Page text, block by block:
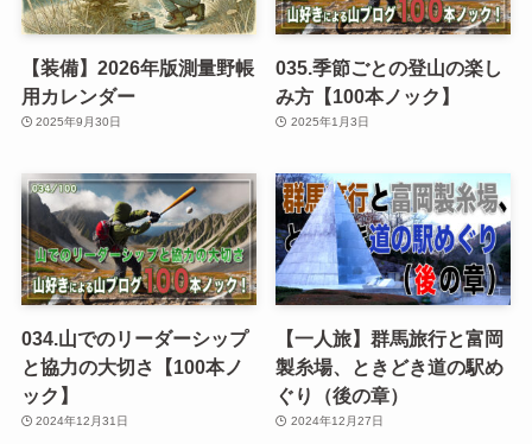
【装備】2026年版測量野帳
用カレンダー
2025年9月30日
035.季節ごとの登山の楽し
み方【100本ノック】
2025年1月3日
034.山でのリーダーシップ
と協力の大切さ【100本ノ
ック】
2024年12月31日
【一人旅】群馬旅行と富岡
製糸場、ときどき道の駅め
ぐり（後の章）
2024年12月27日